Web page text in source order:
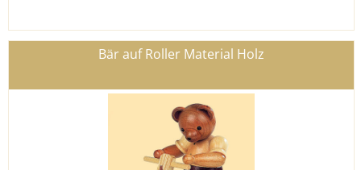
Bär auf Roller Material Holz